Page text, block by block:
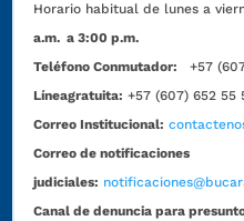
Horario habitual de lunes a
a.m. a 3:00 p.m.
Teléfono Conmutador:
+57
Líneagratuita: +57 (607) 652 55
Correo Institucional:
Correo de notificaciones
judiciales:
Canal de denuncia para